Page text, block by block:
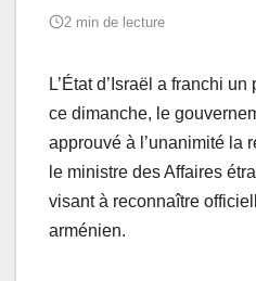
2 min de lecture
L’État d’Israël a franchi
ce dimanche, le
approuvé à l’unanimité la
le ministre des Affaires
visant à reconnaître
arménien.